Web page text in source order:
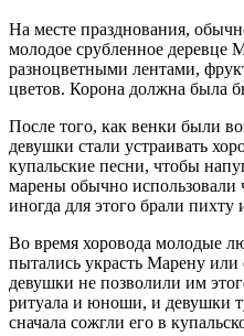
На месте празднования,
молодое срубленное деревце
разноцветными лентами,
цветов. Корона должна была
После того, как венки были
девушки стали устраивать
купальские песни, чтобы
марены обычно использовали
иногда для этого брали пихту
Во время хоровода молодые
пытались украсть Марену
девушки не позволили им
ритуала и юноши, и девушки
сначала сожгли его в